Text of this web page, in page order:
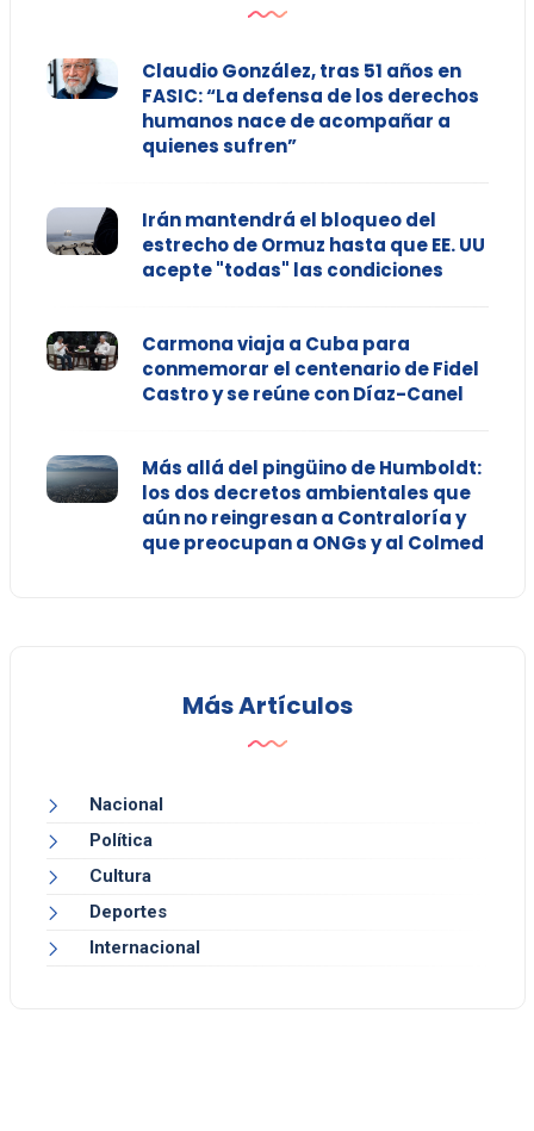
Claudio González, tras 51 años en
FASIC: “La defensa de los derechos
humanos nace de acompañar a
quienes sufren”
Irán mantendrá el bloqueo del
estrecho de Ormuz hasta que EE. UU
acepte "todas" las condiciones
Carmona viaja a Cuba para
conmemorar el centenario de Fidel
Castro y se reúne con Díaz-Canel
Más allá del pingüino de Humboldt:
los dos decretos ambientales que
aún no reingresan a Contraloría y
que preocupan a ONGs y al Colmed
Más Artículos
Nacional
Política
Cultura
Deportes
Internacional